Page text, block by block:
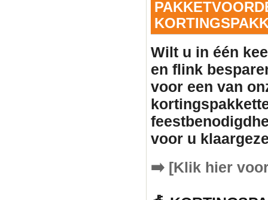
Wilt u in één
en flink
voor een van
voor u
➡️ [Klik hier